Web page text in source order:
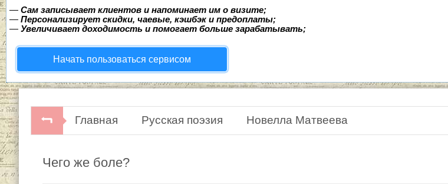
— Сам записывает клиентов и напоминает им о визите;
— Персонализирует скидки, чаевые, кэшбэк и предоплаты;
— Увеличивает доходимость и помогает больше зарабатывать;
Начать пользоваться сервисом
Главная Русская поэзия Новелла Матвеева
Чего же боле?